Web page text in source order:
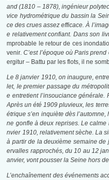
and (1810 – 1878), ingénieur
vice hydrométrique du bassin la
ce des crues assez efficace. À
e relativement confiant. Dans son
mprobable le retour de ces
venir. C’est l’époque où Paris
ergitur – Battu par les flots, il ne
Le 8 janvier 1910, on inaugure,
let, le premier passage du
e entretient l’insouciance
Après un été 1909 pluvieux, les
étrique s’en inquiète dès
ne gonfle à deux reprises. Le
nvier 1910, relativement sèche. La
à partir de la deuxième semaine
ervalles rapprochés, du 10 au 12
anvier, vont pousser la Seine hors
L’enchaînement des événements